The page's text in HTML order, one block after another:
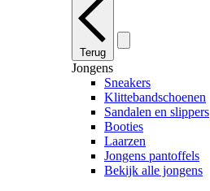
Terug
Jongens
Sneakers
Klittebandschoenen
Sandalen en slippers
Booties
Laarzen
Jongens pantoffels
Bekijk alle jongens